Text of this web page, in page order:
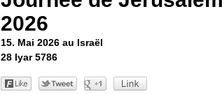
2026
15. Mai 2026 au Israël
28 Iyar 5786